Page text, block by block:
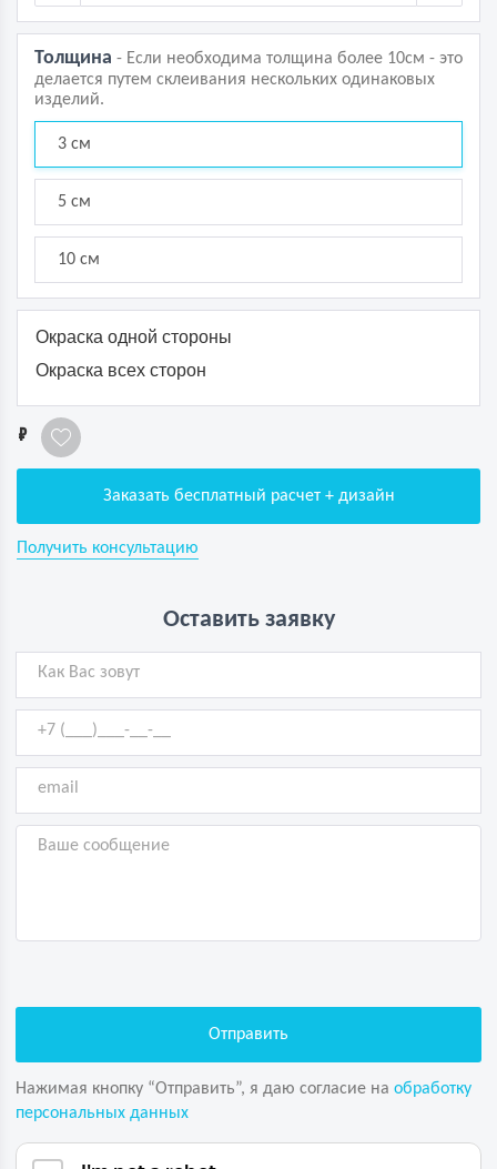
Толщина - Если необходима толщина более 10см - это
делается путем склеивания нескольких одинаковых
изделий.
3 см
5 см
10 см
Окраска одной стороны
Окраска всех сторон
1
Заказать бесплатный расчет + дизайн
Получить консультацию
Оставить заявку
Нажимая кнопку “Отправить”, я даю согласие на обработку
персональных данных